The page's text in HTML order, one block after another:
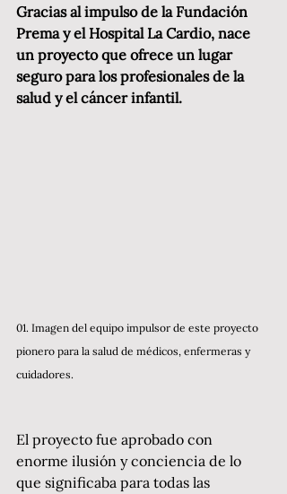
Gracias al impulso de la Fundación
Prema y el Hospital La Cardio, nace
un proyecto que ofrece un lugar
seguro para los profesionales de la
salud y el cáncer infantil.
01. Imagen del equipo impulsor de este proyecto
pionero para la salud de médicos, enfermeras y
cuidadores.
El proyecto fue aprobado con
enorme ilusión y conciencia de lo
que significaba para todas las